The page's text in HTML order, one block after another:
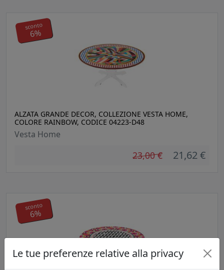
ALZATA GRANDE DECOR, COLLEZIONE VESTA HOME,
COLORE RAINBOW, CODICE 04223-D48
Vesta Home
23,00 € 21,62 €
sconto
6%
sconto
6%
Le tue preferenze relative alla privacy